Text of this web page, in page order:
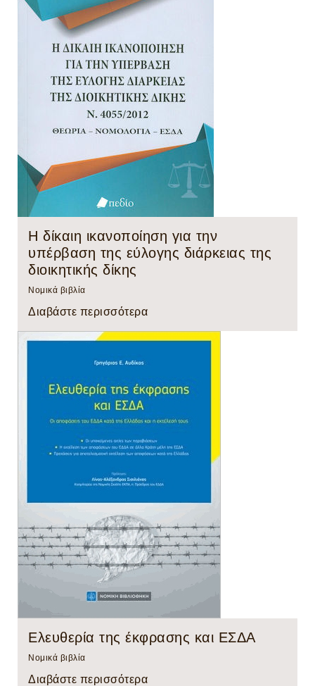
Η δίκαιη ικανοποίηση για την
υπέρβαση της εύλογης διάρκειας της
διοικητικής δίκης
Νομικά βιβλία
Διαβάστε περισσότερα
Ελευθερία της έκφρασης και ΕΣΔΑ
Νομικά βιβλία
Διαβάστε περισσότερα